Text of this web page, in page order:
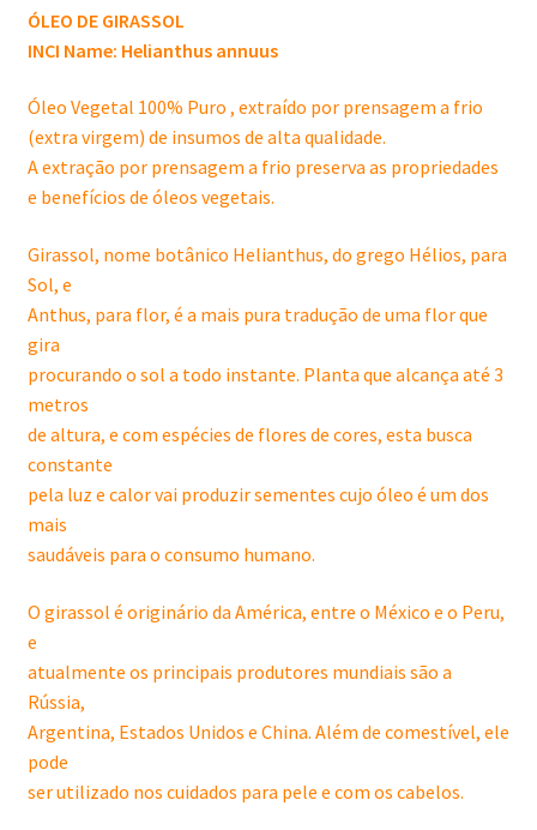
ÓLEO DE GIRASSOL
INCI Name: Helianthus annuus
Óleo Vegetal 100% Puro , extraído por prensagem a frio
(extra virgem) de insumos de alta qualidade.
A extração por prensagem a frio preserva as propriedades
e benefícios de óleos vegetais.
Girassol, nome botânico Helianthus, do grego Hélios, para
Sol, e
Anthus, para flor, é a mais pura tradução de uma flor que
gira
procurando o sol a todo instante. Planta que alcança até 3
metros
de altura, e com espécies de flores de cores, esta busca
constante
pela luz e calor vai produzir sementes cujo óleo é um dos
mais
saudáveis para o consumo humano.
O girassol é originário da América, entre o México e o Peru,
e
atualmente os principais produtores mundiais são a
Rússia,
Argentina, Estados Unidos e China. Além de comestível, ele
pode
ser utilizado nos cuidados para pele e com os cabelos.